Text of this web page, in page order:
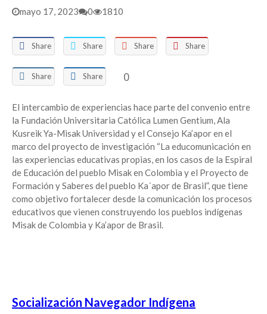
mayo 17, 2023 0 1810
Share Share Share Share
Share Share 0
El intercambio de experiencias hace parte del convenio entre
la Fundación Universitaria Católica Lumen Gentium, Ala
Kusreik Ya-Misak Universidad y el Consejo Ka’apor en el
marco del proyecto de investigación “La educomunicación en
las experiencias educativas propias, en los casos de la Espiral
de Educación del pueblo Misak en Colombia y el Proyecto de
Formación y Saberes del pueblo Ka´apor de Brasil”, que tiene
como objetivo fortalecer desde la comunicación los procesos
educativos que vienen construyendo los pueblos indígenas
Misak de Colombia y Ka’apor de Brasil.
Socialización Navegador Indígena